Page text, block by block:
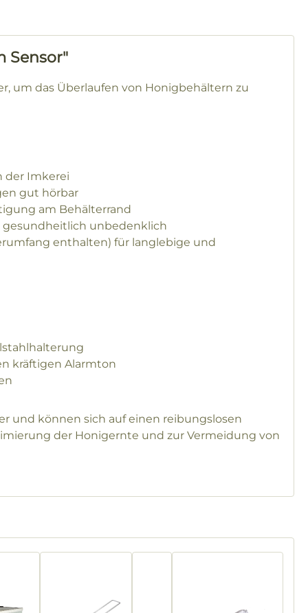
Sensor"
um das Überlaufen von Honigbehältern zu
der Imkerei
gut hörbar
am Behälterrand
gesundheitlich unbedenklich
enthalten) für langlebige und
kräftigen Alarmton
und können sich auf einen reibungslosen
der Honigernte und zur Vermeidung von